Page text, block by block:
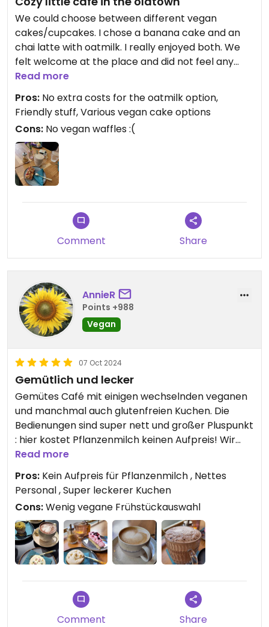
We could choose between different vegan
cakes/cupcakes. I chose a banana cake and an
chai latte with oatmilk. I really enjoyed both. We
felt welcome at the place and did not feel any
pressure to order something more and could stay
as long as we want to escape the bad weather
outside :)
Updated from previous review on 2024-10-13
Read more
Pros: No extra costs for the oatmilk option,
Friendly stuff, Various vegan cake options
Cons: No vegan waffles :(
Comment Share
AnnieR
Points +988
Vegan
07 Oct 2024
Gemütlich und lecker
Gemütes Café mit einigen wechselnden veganen
und manchmal auch glutenfreien Kuchen. Die
Bedienungen sind super nett und großer Pluspunkt
: hier kostet Pflanzenmilch keinen Aufpreis! Wir
haben uns sehr wohl gefühlt.
Read more
Pros: Kein Aufpreis für Pflanzenmilch , Nettes
Personal , Super leckerer Kuchen
Cons:Wenig vegane Frühstückauswahl
Comment Share